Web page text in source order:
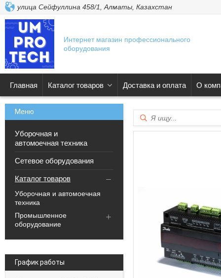
улица Сейфуллина 458/1, Алматы, Казахстан
Интернет магазин профессионального
оборудования
Главная Каталог товаров Доставка и оплата О
Уборочная и
автомоечная техника
Сетевое оборудования
Каталог товаров
Уборочная и автомоечная
техника
Промышленное
оборудование
График работы